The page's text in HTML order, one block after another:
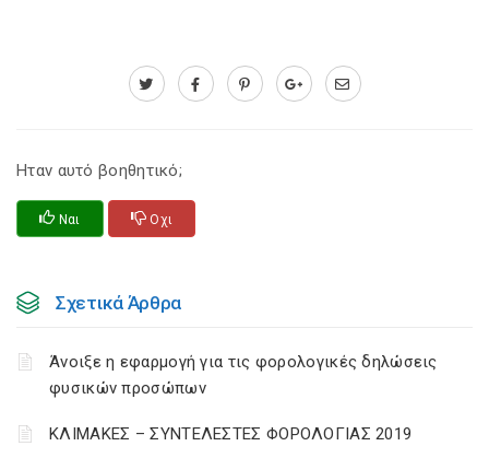
Ηταν αυτό βοηθητικό;
Ναι Οχι
Σχετικά Άρθρα
Άνοιξε η εφαρμογή για τις φορολογικές δηλώσεις
φυσικών προσώπων
ΚΛΙΜΑΚΕΣ – ΣΥΝΤΕΛΕΣΤΕΣ ΦΟΡΟΛΟΓΙΑΣ 2019